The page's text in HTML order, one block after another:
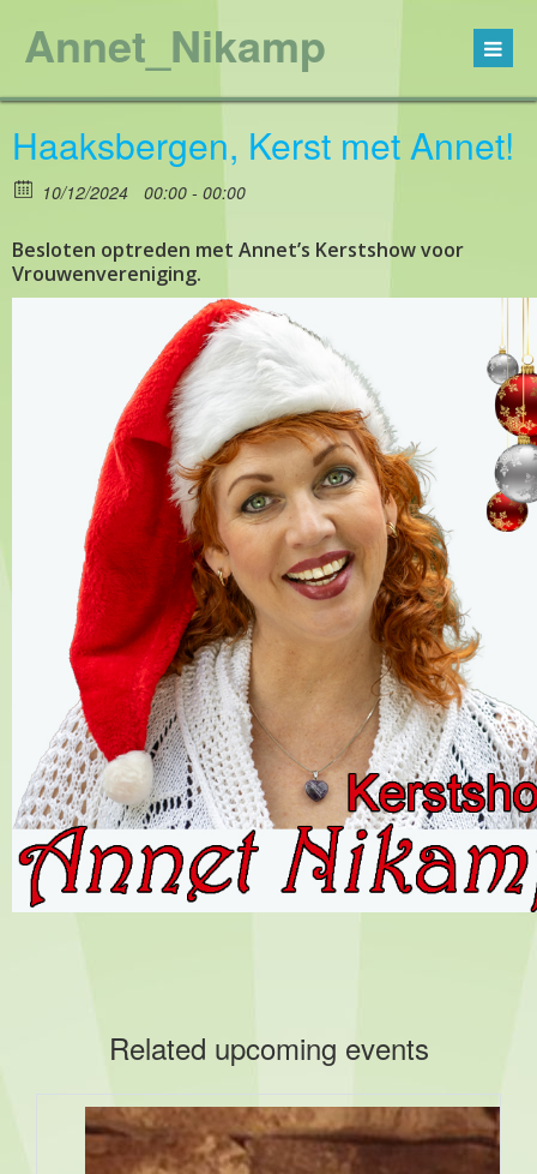
Annet_Nikamp
Haaksbergen, Kerst met Annet!
10/12/2024 00:00 - 00:00
Besloten optreden met Annet’s Kerstshow voor
Vrouwenvereniging.
Related upcoming events